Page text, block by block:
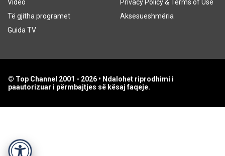
Video
Të gjitha programet
Guida TV
Privacy Policy & Terms of Use
Aksesueshmëria
© Top Channel 2001 - 2026 • Ndalohet riprodhimi i
paautorizuar i përmbajtjes së kësaj faqeje.